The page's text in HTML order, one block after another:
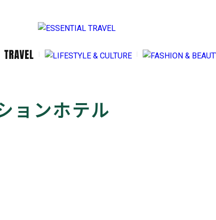
TRAVELとは
ター紹介
に
ョンホテル
2026.05.12
旅の余韻に浸り、歴史的質感を。【TOKYO